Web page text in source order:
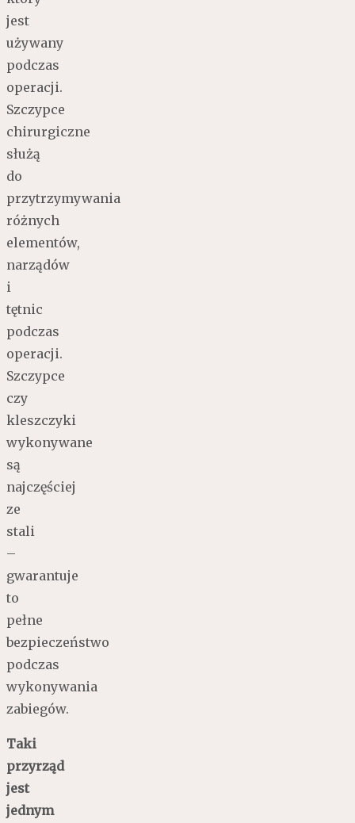
jest
używany
podczas
operacji.
Szczypce
chirurgiczne
służą
do
przytrzymywania
różnych
elementów,
narządów
i
tętnic
podczas
operacji.
Szczypce
czy
kleszczyki
wykonywane
są
najczęściej
ze
stali
–
gwarantuje
to
pełne
bezpieczeństwo
podczas
wykonywania
zabiegów.
Taki
przyrząd
jest
jednym